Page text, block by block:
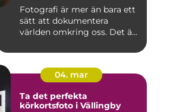
Fotografi är mer än bara ett
sätt att dokumentera
världen omkring oss. Det ä...
04. mar
Ta det perfekta
körkortsfoto i Vällingby